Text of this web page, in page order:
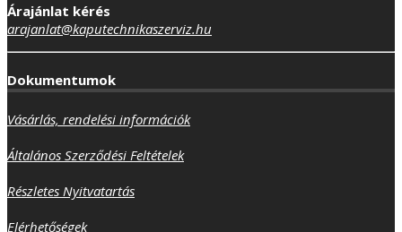
Árajánlat kérés
arajanlat@kaputechnikaszerviz.hu
Dokumentumok
Vásárlás, rendelési információk
Általános Szerződési Feltételek
Részletes Nyitvatartás
Elérhetőségek